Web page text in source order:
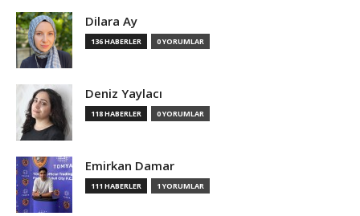
Dilara Ay
136 HABERLER 0 YORUMLAR
Deniz Yaylacı
118 HABERLER 0 YORUMLAR
Emirkan Damar
111 HABERLER 1 YORUMLAR